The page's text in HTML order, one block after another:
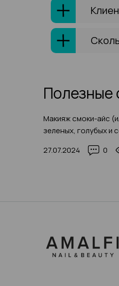
Полезные
Макияж смоки-айс
зеленых, голубых и
27.07.2024 0